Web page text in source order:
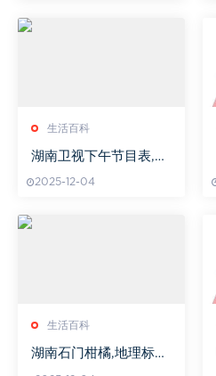
生活百科
湖南卫视下午节目表,精
段节目推荐
2025-12-04
生活百科
湖南石门柑橘,地理标志